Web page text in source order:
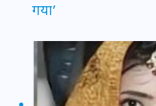
गया’